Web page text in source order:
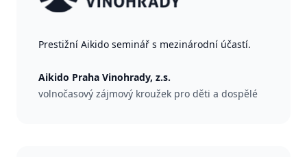
Prestižní Aikido seminář s mezinárodní účastí.
Aikido Praha Vinohrady, z.s.
volnočasový zájmový kroužek pro děti a dospělé